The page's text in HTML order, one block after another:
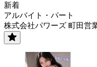
新着
アルバイト・パート
株式会社パワーズ 町田営